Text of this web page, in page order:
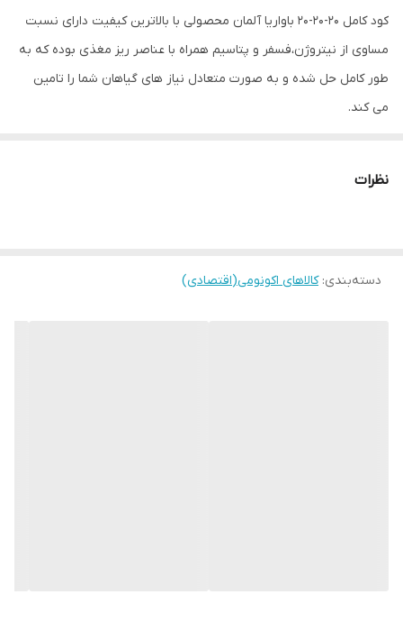
کود کامل 20-20-20 باواریا آلمان محصولی با بالاترین کیفیت دارای نسبت
مساوی از نیتروژن،فسفر و پتاسیم همراه با عناصر ریز مغذی بوده که به
طور کامل حل شده و به صورت متعادل نیاز های گیاهان شما را تامین
می کند.
نظرات
دسته‌بندی:کالاهای اکونومی(اقتصادی)